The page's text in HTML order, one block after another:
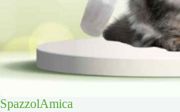
SpazzolAmica